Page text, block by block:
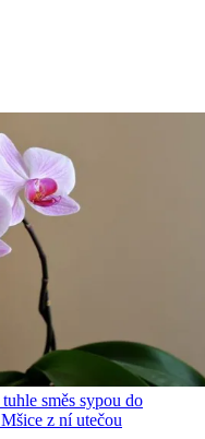
směs sypou do
z ní utečou